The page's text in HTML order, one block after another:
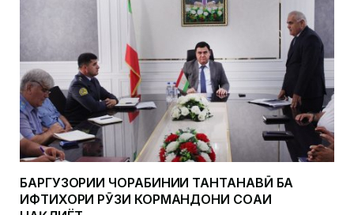
БАРГУЗОРИИ ЧОРАБИНИИ ТАНТАНАВӢ БА
ИФТИХОРИ РӮЗИ КОРМАНДОНИ СОҲАИ